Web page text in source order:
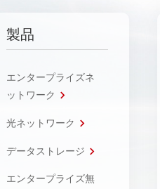
製品
エンタープライズネ
ットワーク
光ネットワーク
データストレージ
エンタープライズ無